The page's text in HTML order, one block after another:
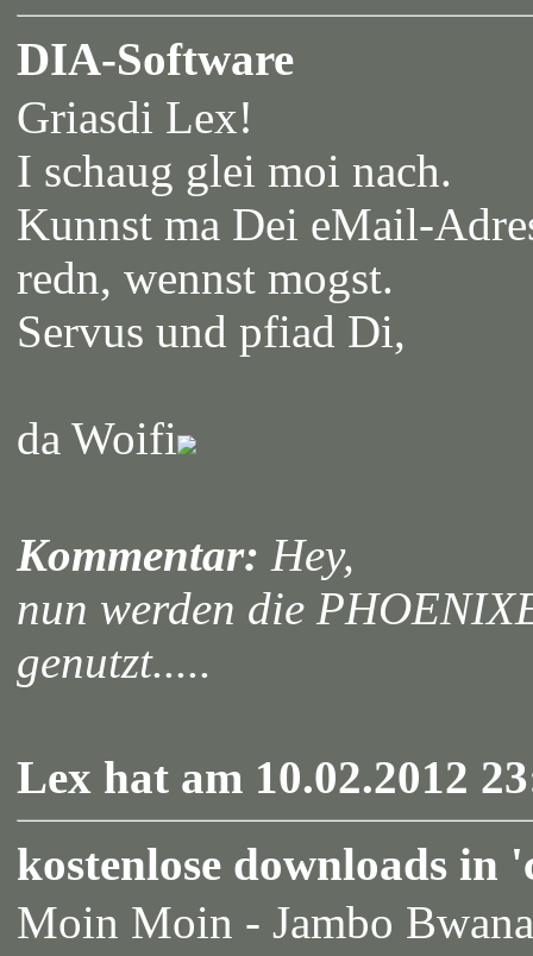
DIA-Software
Griasdi Lex!
I schaug glei moi nach.
Kunnst ma Dei eMail-
redn, wennst mogst.
Servus und pfiad Di,
da Woifi
Kommentar: Hey,
nun werden die
genutzt.....
Lex hat am 10.02.2012
kostenlose downloads in
Moin Moin - Jambo